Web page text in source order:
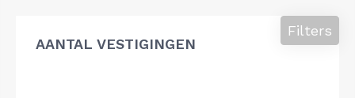
AANTAL VESTIGINGEN
Filters